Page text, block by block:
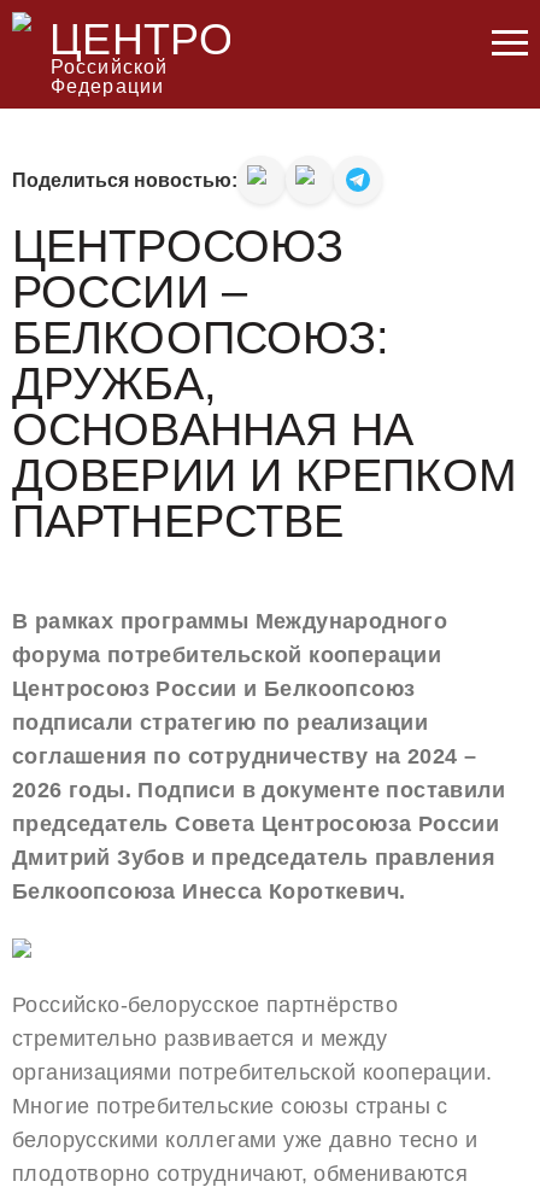
ЦЕНТРОСОЮЗ
Российской
Федерации
Поделиться новостью:
ЦЕНТРОСОЮЗ
РОССИИ –
БЕЛКООПСОЮЗ:
ДРУЖБА,
ОСНОВАННАЯ НА
ДОВЕРИИ И КРЕПКОМ
ПАРТНЕРСТВЕ
В рамках программы Международного
форума потребительской кооперации
Центросоюз России и Белкоопсоюз
подписали стратегию по реализации
соглашения по сотрудничеству на 2024 –
2026 годы. Подписи в документе поставили
председатель Совета Центросоюза России
Дмитрий Зубов и председатель правления
Белкоопсоюза Инесса Короткевич.
Российско-белорусское партнёрство
стремительно развивается и между
организациями потребительской кооперации.
Многие потребительские союзы страны с
белорусскими коллегами уже давно тесно и
плодотворно сотрудничают, обмениваются